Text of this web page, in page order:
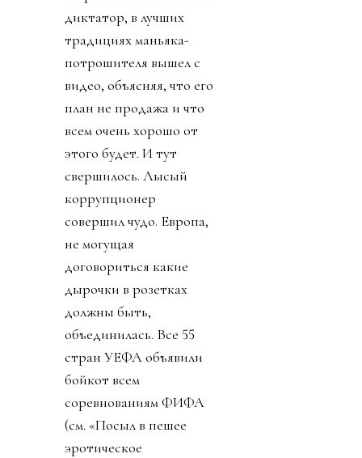
диктатор, в лучших
традициях маньяка-
потрошителя вышел с
видео, объясняя, что его
план не продажа и что
всем очень хорошо от
этого будет. И тут
свершилось. Лысый
коррупционер
совершил чудо. Европа,
не могущая
договориться какие
дырочки в розетках
должны быть,
объединилась. Все 55
стран УЕФА объявили
бойкот всем
соревнованиям ФИФА
(см. «Посыл в пешее
эротическое